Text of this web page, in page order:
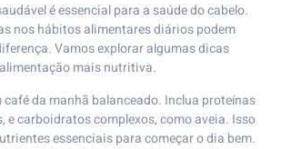
é essencial para a saúde do cabelo.
nos hábitos alimentares diários podem
Vamos explorar algumas dicas
mais nutritiva.
da manhã balanceado. Inclua proteínas
e carboidratos complexos, como aveia. Isso
essenciais para começar o dia bem.